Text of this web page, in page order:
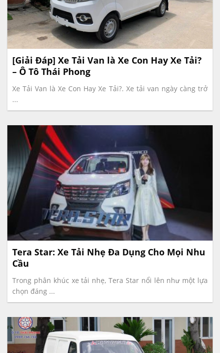
[Giải Đáp] Xe Tải Van là Xe Con Hay Xe Tải?
– Ô Tô Thái Phong
Xe Tải Van là Xe Con Hay Xe Tải?. Xe tải van ngày càng trở
...
Tera Star: Xe Tải Nhẹ Đa Dụng Cho Mọi Nhu
Cầu
Trong phân khúc xe tải nhẹ, Tera Star nổi lên như một lựa
chọn đáng ...